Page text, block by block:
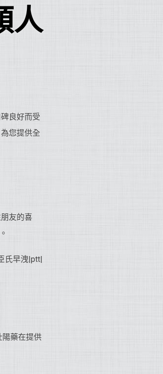
人
良好而受
您提供全
友的喜
陽藥在提供